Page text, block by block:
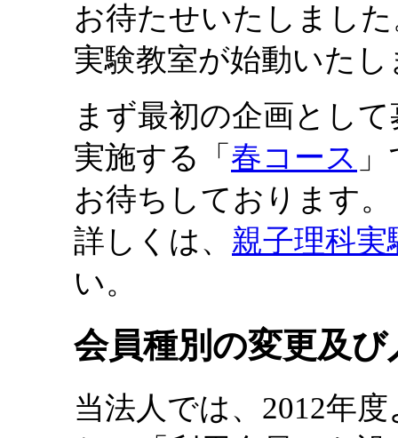
お待たせいたしまし
実験教室が始動いたし
まず最初の企画とし
実施する「 春コース
お待ちしております。
詳しくは、 親子理科
い。
会員種別の変更及
当法人では、2012年